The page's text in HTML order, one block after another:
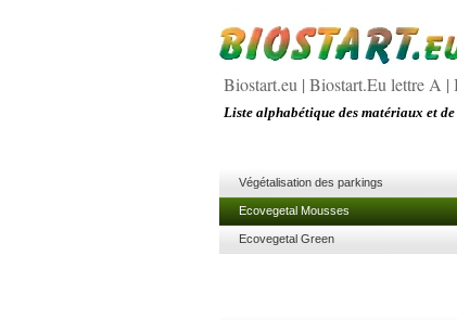
Liste alphabétique des matériaux et
Biostart.eu | Biostart.Eu lettre A |
Végétalisation des parkings
Ecovegetal Mousses
Ecovegetal Green